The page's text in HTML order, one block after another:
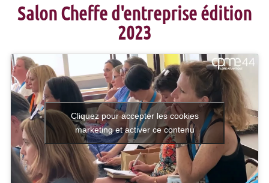
Salon Cheffe d'entreprise édition
2023
Cliquez pour accepter les cookies
marketing et activer ce contenu